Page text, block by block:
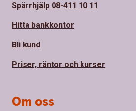
Spärrhjälp 08-411 10 11
Hitta bankkontor
Bli kund
Priser, räntor och kurser
Om oss